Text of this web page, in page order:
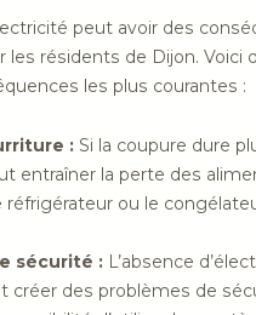
peut avoir des
les résidents de Dijon. Voici
les plus courantes :
: Si la coupure dure
entraîner la perte des
réfrigérateur ou le
sécurité : L’absence
créer des problèmes de